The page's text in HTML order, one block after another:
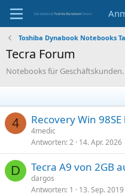
Toshiba Dynabook Notebooks
Tecra Forum
Notebooks für Geschäftskunden.
4 Recovery Win
4medic
Antworten 2 14. Apr. 2026
D Tecra A9 von 2GB
dargos
Antworten 1 13. Sep. 2019